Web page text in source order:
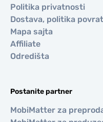
Politika privatnosti
Dostava, politika
Mapa sajta
Affiliate
Odredišta
Postanite partner
MobiMatter za